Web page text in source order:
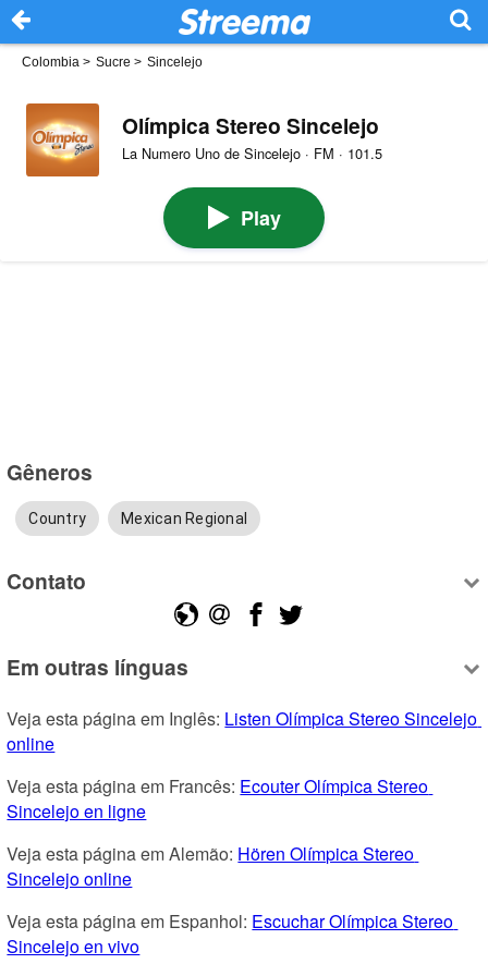
Colombia > Sucre > Sincelejo
Olímpica Stereo Sincelejo
La Numero Uno de Sincelejo · FM · 101.5
Play
Gêneros
Country Mexican Regional
Contato
Em outras línguas
Veja esta página em Inglês: Listen Olímpica Stereo Sincelejo
online
Veja esta página em Francês: Ecouter Olímpica Stereo
Sincelejo en ligne
Veja esta página em Alemão: Hören Olímpica Stereo
Sincelejo online
Veja esta página em Espanhol: Escuchar Olímpica Stereo
Sincelejo en vivo